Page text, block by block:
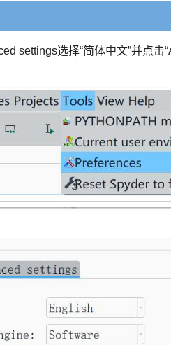
settings选择“简体中文”并点击